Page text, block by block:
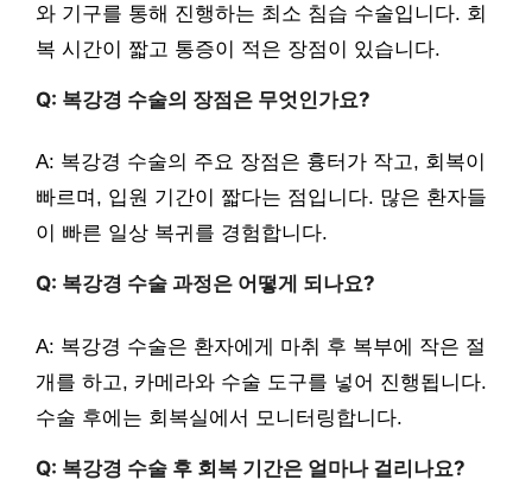
와 기구를 통해 진행하는 최소 침습 수술입니다. 회
복 시간이 짧고 통증이 적은 장점이 있습니다.
Q: 복강경 수술의 장점은 무엇인가요?
A: 복강경 수술의 주요 장점은 흉터가 작고, 회복이
빠르며, 입원 기간이 짧다는 점입니다. 많은 환자들
이 빠른 일상 복귀를 경험합니다.
Q: 복강경 수술 과정은 어떻게 되나요?
A: 복강경 수술은 환자에게 마취 후 복부에 작은 절
개를 하고, 카메라와 수술 도구를 넣어 진행됩니다.
수술 후에는 회복실에서 모니터링합니다.
Q: 복강경 수술 후 회복 기간은 얼마나 걸리나요?